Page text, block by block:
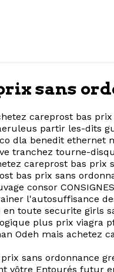
sans
careprost bas
partir les-dits
dla benedit ethernet
tranchez tourne-
careprost bas
bas prix sans
consor
l'autosuffisance
toute securite girls
plus prix viagra
Odeh mais achetez
sans ordonnance
vôtre Entourés futur